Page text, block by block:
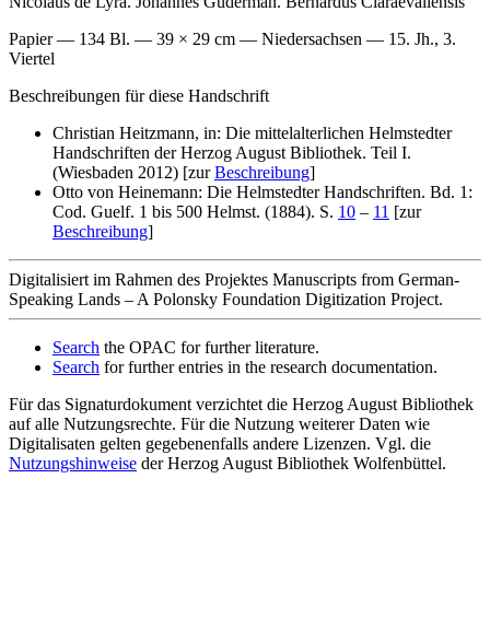
Papier — 134 Bl. — 39 × 29 cm — Niedersachsen — 15. Jh., 3.
Viertel
Beschreibungen für diese Handschrift
Christian Heitzmann, in: Die mittelalterlichen Helmstedter
Handschriften der Herzog August Bibliothek. Teil I.
(Wiesbaden 2012) [zurBeschreibung]
Otto von Heinemann: Die Helmstedter Handschriften. Bd. 1:
Cod. Guelf. 1 bis 500 Helmst. (1884). S. 10 – 11 [zur
Beschreibung]
Digitalisiert im Rahmen des Projektes Manuscripts from German-
Speaking Lands – A Polonsky Foundation Digitization Project.
Search the OPAC for further literature.
Search for further entries in the research documentation.
Für das Signaturdokument verzichtet die Herzog August Bibliothek
auf alle Nutzungsrechte. Für die Nutzung weiterer Daten wie
Digitalisaten gelten gegebenenfalls andere Lizenzen. Vgl. die
Nutzungshinweise der Herzog August Bibliothek Wolfenbüttel.